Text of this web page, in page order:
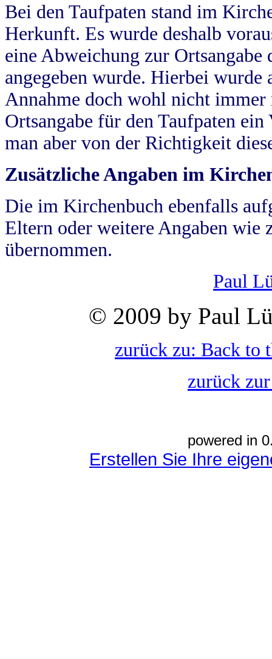
Bei den Taufpaten stand im
Herkunft. Es wurde deshalb
eine Abweichung zur
angegeben wurde. Hierbei wurde
Annahme doch wohl nicht
Ortsangabe für den Taufpaten
man aber von der Richtigkeit
Zusätzliche Angaben im
Die im Kirchenbuch ebenfalls
Eltern oder weitere Angaben wie
übernommen.
Paul
© 2009 by Paul
zurück zu: Back to
zurück
powered in
Erstellen Sie Ihre